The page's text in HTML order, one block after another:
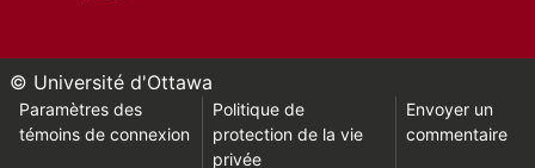
© Université d'Ottawa
Paramètres des
témoins de connexion
Politique de
protection de la vie
privée
Envoyer un
commentaire